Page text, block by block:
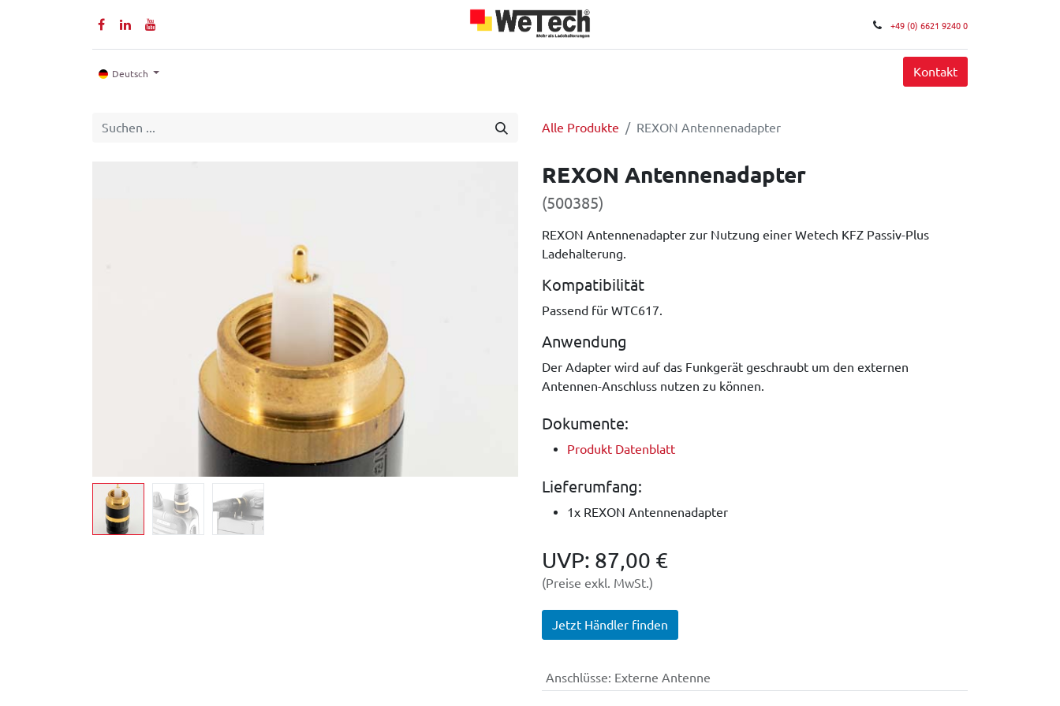
+49 (0) 6621 9240 0
Deutsch Kontakt
Alle Produkte REXON Antennenadapter
REXON Antennenadapter
(500385)
REXON Antennenadapter zur Nutzung einer Wetech KFZ Passiv-Plus
Ladehalterung.
Kompatibilität
Passend für WTC617.
Anwendung
Der Adapter wird auf das Funkgerät geschraubt um den externen
Antennen-Anschluss nutzen zu können.
Dokumente:
Produkt Datenblatt
Lieferumfang:
1x REXON Antennenadapter
UVP: 87,00 €
(Preise exkl. MwSt.)
Jetzt Händler finden
Anschlüsse: Externe Antenne